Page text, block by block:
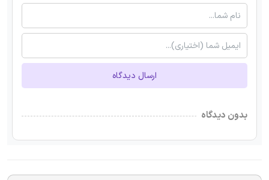
ارسال دیدگاه
بدون دیدگاه